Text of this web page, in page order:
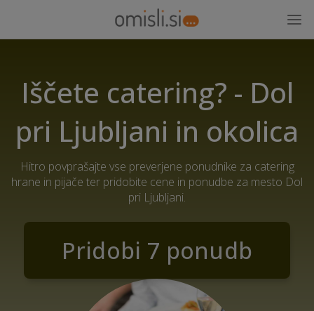
Iščete catering? - Dol
pri Ljubljani in okolica
Hitro povprašajte vse preverjene ponudnike za catering
hrane in pijače ter pridobite cene in ponudbe za mesto Dol
pri Ljubljani.
Pridobi 7 ponudb